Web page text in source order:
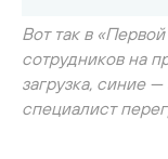
Вот так в
сотрудников на
загрузка, синие
специалист